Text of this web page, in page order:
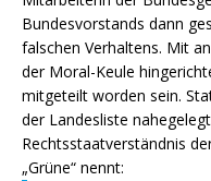
Bundesvorstands dann
falschen Verhaltens. Mit
der Moral-Keule
mitgeteilt worden sein.
der Landesliste
Rechtsstaatverständnis
„Grüne“ nennt: